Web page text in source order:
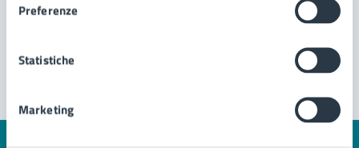
Preferenze
Statistiche
Marketing